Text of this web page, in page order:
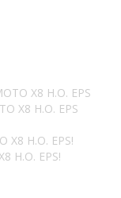
X8 H.O. EPS
H.O. EPS!